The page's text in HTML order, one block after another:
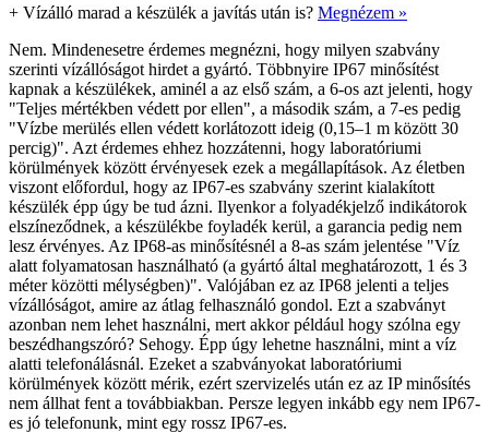
+ Vízálló marad a készülék a javítás után is? Megnézem »
Nem. Mindenesetre érdemes megnézni, hogy milyen szabvány
szerinti vízállóságot hirdet a gyártó. Többnyire IP67 minősítést
kapnak a készülékek, aminél a az első szám, a 6-os azt jelenti, hogy
"Teljes mértékben védett por ellen", a második szám, a 7-es pedig
"Vízbe merülés ellen védett korlátozott ideig (0,15–1 m között 30
percig)". Azt érdemes ehhez hozzátenni, hogy laboratóriumi
körülmények között érvényesek ezek a megállapítások. Az életben
viszont előfordul, hogy az IP67-es szabvány szerint kialakított
készülék épp úgy be tud ázni. Ilyenkor a folyadékjelző indikátorok
elszíneződnek, a készülékbe foyladék kerül, a garancia pedig nem
lesz érvényes. Az IP68-as minősítésnél a 8-as szám jelentése "Víz
alatt folyamatosan használható (a gyártó által meghatározott, 1 és 3
méter közötti mélységben)". Valójában ez az IP68 jelenti a teljes
vízállóságot, amire az átlag felhasználó gondol. Ezt a szabványt
azonban nem lehet használni, mert akkor például hogy szólna egy
beszédhangszóró? Sehogy. Épp úgy lehetne használni, mint a víz
alatti telefonálásnál. Ezeket a szabványokat laboratóriumi
körülmények között mérik, ezért szervizelés után ez az IP minősítés
nem állhat fent a továbbiakban. Persze legyen inkább egy nem IP67-
es jó telefonunk, mint egy rossz IP67-es.